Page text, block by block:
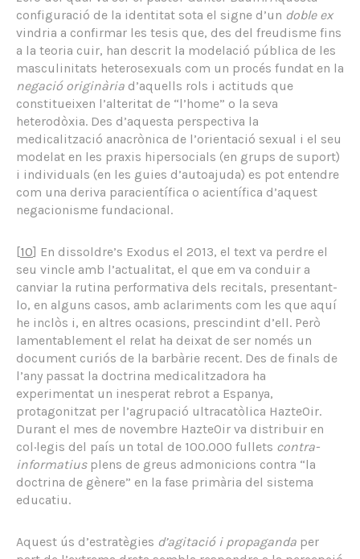
configuració de la identitat sota el signe d’un doble ex
vindria a confirmar les tesis que, des del freudisme fins
a la teoria cuir, han descrit la modelació pública de les
masculinitats heterosexuals com un procés fundat en la
negació originària d’aquells rols i actituds que
constitueixen l’alteritat de “l’home” o la seva
heterodòxia. Des d’aquesta perspectiva la
medicalització anacrònica de l’orientació sexual i el seu
modelat en les praxis hipersocials (en grups de suport)
i individuals (en les guies d’autoajuda) es pot entendre
com una deriva paracientífica o acientífica d’aquest
negacionisme fundacional.
[10] En dissoldre’s Exodus el 2013, el text va perdre el
seu vincle amb l’actualitat, el que em va conduir a
canviar la rutina performativa dels recitals, presentant-
lo, en alguns casos, amb aclariments com les que aquí
he inclòs i, en altres ocasions, prescindint d’ell. Però
lamentablement el relat ha deixat de ser només un
document curiós de la barbàrie recent. Des de finals de
l’any passat la doctrina medicalitzadora ha
experimentat un inesperat rebrot a Espanya,
protagonitzat per l’agrupació ultracatòlica HazteOir.
Durant el mes de novembre HazteOir va distribuir en
col·legis del país un total de 100.000 fullets contra-
informatiusplens de greus admonicions contra “la
doctrina de gènere” en la fase primària del sistema
educatiu.
Aquest ús d’estratègies d’agitació i propaganda per